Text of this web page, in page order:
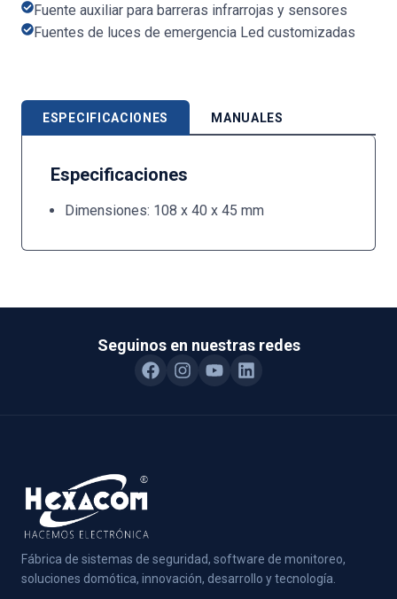
Fuente auxiliar para barreras infrarrojas y sensores
Fuentes de luces de emergencia Led customizadas
ESPECIFICACIONES MANUALES
Especificaciones
Dimensiones: 108 x 40 x 45 mm
Seguinos en nuestras redes
Fábrica de sistemas de seguridad, software de monitoreo,
soluciones domótica, innovación, desarrollo y tecnología.